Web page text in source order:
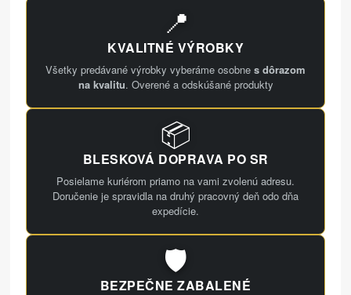
📍
KVALITNÉ VÝROBKY
Všetky predávané výrobky vyberáme osobne s dôrazom
na kvalitu. Overené a odskúšané produkty
📦
BLESKOVÁ DOPRAVA PO SR
Posielame kuriérom priamo na vami zvolenú adresu.
Doručenie je spravidla na druhý pracovný deň odo dňa
expedície.
🛡️
BEZPEČNE ZABALENÉ